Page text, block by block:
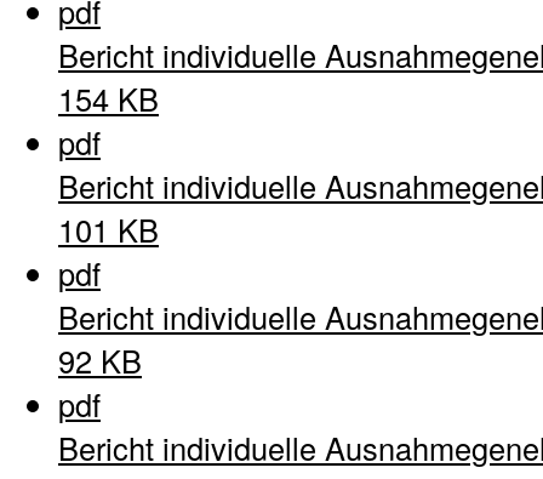
pdf
Bericht individuelle
154 KB
pdf
Bericht individuelle
101 KB
pdf
Bericht individuelle
92 KB
pdf
Bericht individuelle